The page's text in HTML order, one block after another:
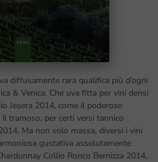
diffusamente rara qualifica più d’ogni
& Venica. Che uva fitta per vini densi
Jesera 2014, come il poderoso
tramoso, per certi versi tannico
Ma non solo massa, diversi i vini
gustativa assolutamente
Collio Ronco Bernizza 2014,